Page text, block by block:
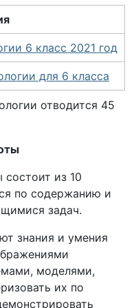
6 класс 2021 год
для 6 класса
отводится 45
из 10
по содержанию и
задач.
знания и умения
моделями,
их по